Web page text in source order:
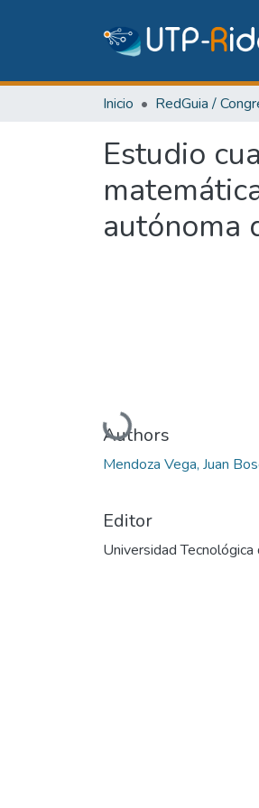
Inicio
Estudio
autónoma
Cargando...
Authors
Mendoza Vega, Juan
Editor
Universidad Tecnológica